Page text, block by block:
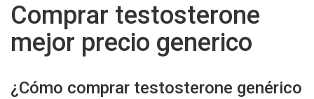
Comprar testosterone
mejor precio generico
¿Cómo comprar testosterone genérico